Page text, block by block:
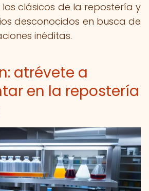
clásicos de la repostería y
desconocidos en busca de
inéditas.
atrévete a
en la repostería